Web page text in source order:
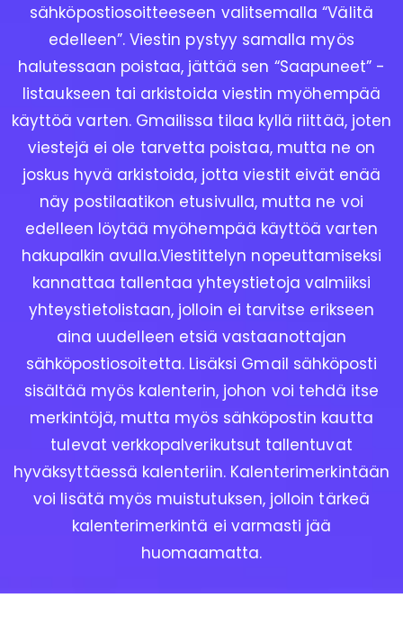
sähköpostiosoitteeseen valitsemalla “Välitä
edelleen”. Viestin pystyy samalla myös
halutessaan poistaa, jättää sen “Saapuneet” -
listaukseen tai arkistoida viestin myöhempää
käyttöä varten. Gmailissa tilaa kyllä riittää, joten
viestejä ei ole tarvetta poistaa, mutta ne on
joskus hyvä arkistoida, jotta viestit eivät enää
näy postilaatikon etusivulla, mutta ne voi
edelleen löytää myöhempää käyttöä varten
hakupalkin avulla.Viestittelyn nopeuttamiseksi
kannattaa tallentaa yhteystietoja valmiiksi
yhteystietolistaan, jolloin ei tarvitse erikseen
aina uudelleen etsiä vastaanottajan
sähköpostiosoitetta. Lisäksi Gmail sähköposti
sisältää myös kalenterin, johon voi tehdä itse
merkintöjä, mutta myös sähköpostin kautta
tulevat verkkopalverikutsut tallentuvat
hyväksyttäessä kalenteriin. Kalenterimerkintään
voi lisätä myös muistutuksen, jolloin tärkeä
kalenterimerkintä ei varmasti jää
huomaamatta.